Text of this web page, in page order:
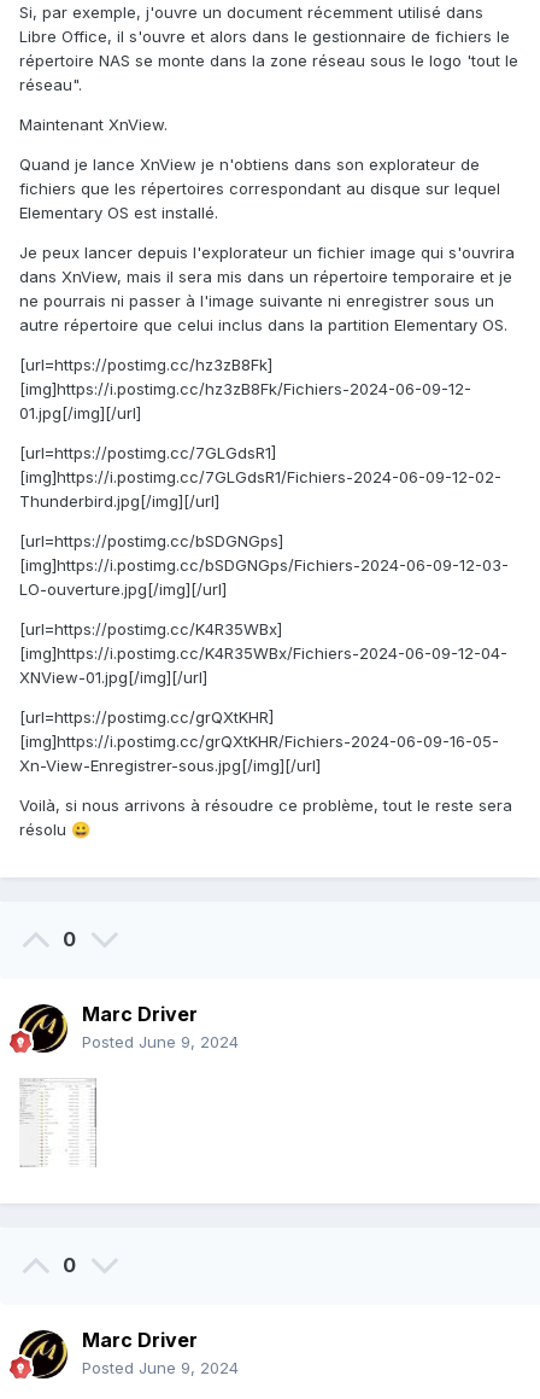
Si, par exemple, j'ouvre un document récemment utilisé dans
Libre Office, il s'ouvre et alors dans le gestionnaire de fichiers le
répertoire NAS se monte dans la zone réseau sous le logo 'tout le
réseau".
Maintenant XnView.
Quand je lance XnView je n'obtiens dans son explorateur de
fichiers que les répertoires correspondant au disque sur lequel
Elementary OS est installé.
Je peux lancer depuis l'explorateur un fichier image qui s'ouvrira
dans XnView, mais il sera mis dans un répertoire temporaire et je
ne pourrais ni passer à l'image suivante ni enregistrer sous un
autre répertoire que celui inclus dans la partition Elementary OS.
[url=https://postimg.cc/hz3zB8Fk]
[img]https://i.postimg.cc/hz3zB8Fk/Fichiers-2024-06-09-12-
01.jpg[/img][/url]
[url=https://postimg.cc/7GLGdsR1]
[img]https://i.postimg.cc/7GLGdsR1/Fichiers-2024-06-09-12-02-
Thunderbird.jpg[/img][/url]
[url=https://postimg.cc/bSDGNGps]
[img]https://i.postimg.cc/bSDGNGps/Fichiers-2024-06-09-12-03-
LO-ouverture.jpg[/img][/url]
[url=https://postimg.cc/K4R35WBx]
[img]https://i.postimg.cc/K4R35WBx/Fichiers-2024-06-09-12-04-
XNView-01.jpg[/img][/url]
[url=https://postimg.cc/grQXtKHR]
[img]https://i.postimg.cc/grQXtKHR/Fichiers-2024-06-09-16-05-
Xn-View-Enregistrer-sous.jpg[/img][/url]
Voilà, si nous arrivons à résoudre ce problème, tout le reste sera
résolu 😀
0
Marc Driver
Posted June 9, 2024
0
Marc Driver
Posted June 9, 2024